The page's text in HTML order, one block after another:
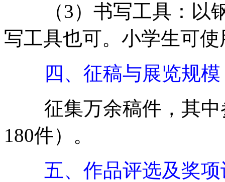
（3）书写工具：以钢
写工具也可。小学生可
四、征稿与展览规模
征集万余稿件，其中
180件）。
五、作品评选及奖